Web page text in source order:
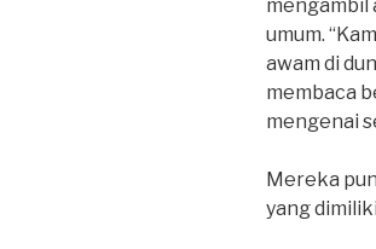
mengambil
umum.
awam di
membaca
mengenai
Mereka
yang